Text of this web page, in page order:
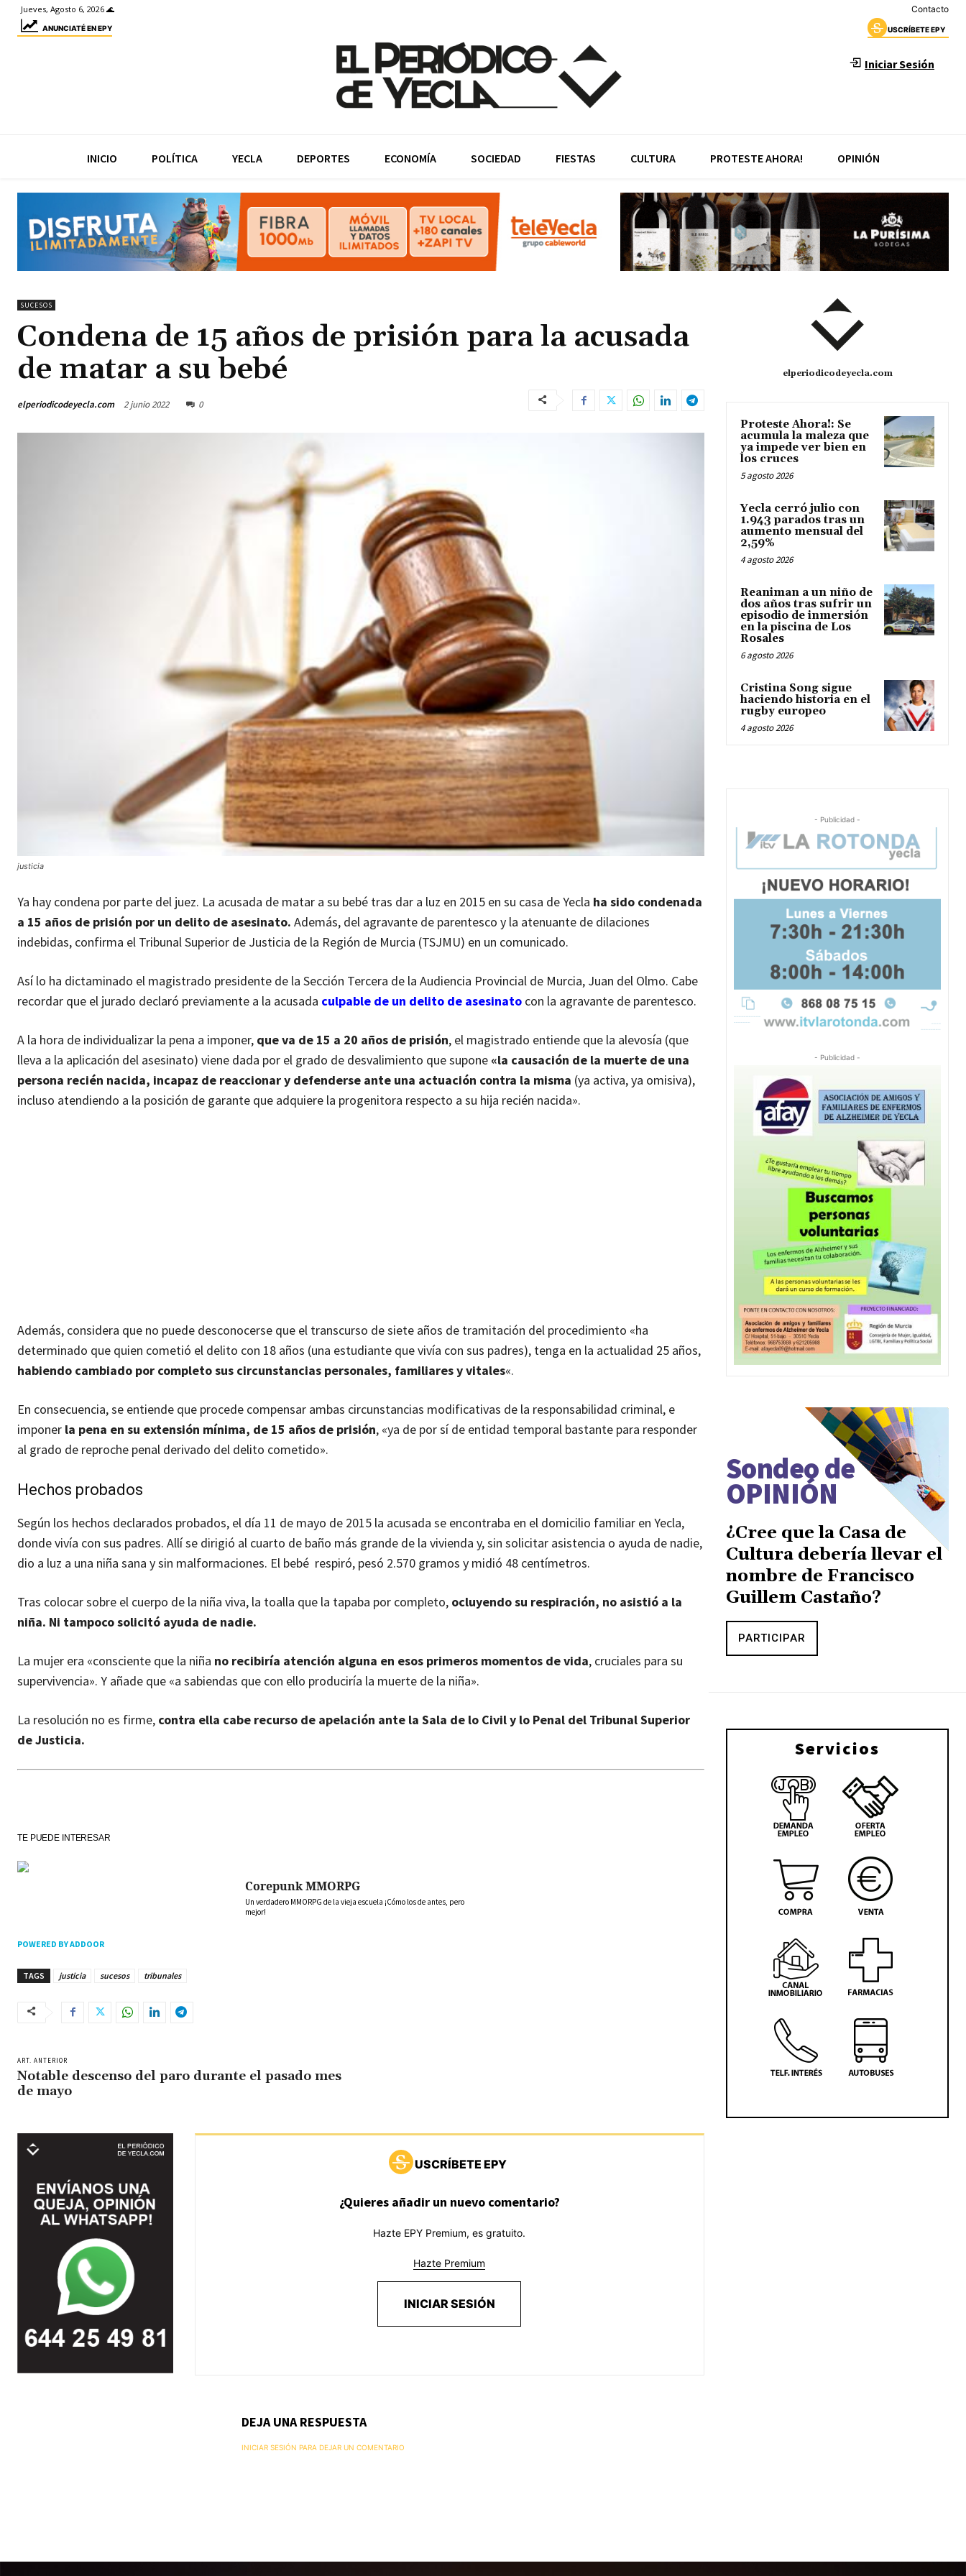
Jueves, Agosto 6, 2026 🌊 Contacto
ANUNCIATÉ EN EPY USCRÍBETE EPY
Iniciar Sesión
INICIO POLÍTICA YECLA DEPORTES ECONOMÍA SOCIEDAD FIESTAS CULTURA PROTESTE AHORA! OPINIÓN
SUCESOS
Condena de 15 años de prisión para la acusada
de matar a su bebé
elperiodicodeyecla.com 2 junio 2022 0
justicia
Ya hay condena por parte del juez. La acusada de matar a su bebé tras dar a luz en 2015 en su casa de Yecla ha sido condenada
a 15 años de prisión por un delito de asesinato. Además, del agravante de parentesco y la atenuante de dilaciones
indebidas, confirma el Tribunal Superior de Justicia de la Región de Murcia (TSJMU) en un comunicado.
Así lo ha dictaminado el magistrado presidente de la Sección Tercera de la Audiencia Provincial de Murcia, Juan del Olmo. Cabe
recordar que el jurado declaró previamente a la acusada culpable de un delito de asesinato con la agravante de parentesco.
A la hora de individualizar la pena a imponer, que va de 15 a 20 años de prisión, el magistrado entiende que la alevosía (que
lleva a la aplicación del asesinato) viene dada por el grado de desvalimiento que supone «la causación de la muerte de una
persona recién nacida, incapaz de reaccionar y defenderse ante una actuación contra la misma (ya activa, ya omisiva),
incluso atendiendo a la posición de garante que adquiere la progenitora respecto a su hija recién nacida».
Además, considera que no puede desconocerse que el transcurso de siete años de tramitación del procedimiento «ha
determinado que quien cometió el delito con 18 años (una estudiante que vivía con sus padres), tenga en la actualidad 25 años,
habiendo cambiado por completo sus circunstancias personales, familiares y vitales«.
En consecuencia, se entiende que procede compensar ambas circunstancias modificativas de la responsabilidad criminal, e
imponer la pena en su extensión mínima, de 15 años de prisión, «ya de por sí de entidad temporal bastante para responder
al grado de reproche penal derivado del delito cometido».
Hechos probados
Según los hechos declarados probados, el día 11 de mayo de 2015 la acusada se encontraba en el domicilio familiar en Yecla,
donde vivía con sus padres. Allí se dirigió al cuarto de baño más grande de la vivienda y, sin solicitar asistencia o ayuda de nadie,
dio a luz a una niña sana y sin malformaciones. El bebé respiró, pesó 2.570 gramos y midió 48 centímetros.
Tras colocar sobre el cuerpo de la niña viva, la toalla que la tapaba por completo, ocluyendo su respiración, no asistió a la
niña. Ni tampoco solicitó ayuda de nadie.
La mujer era «consciente que la niña no recibiría atención alguna en esos primeros momentos de vida, cruciales para su
supervivencia». Y añade que «a sabiendas que con ello produciría la muerte de la niña».
La resolución no es firme, contra ella cabe recurso de apelación ante la Sala de lo Civil y lo Penal del Tribunal Superior
de Justicia.
TE PUEDE INTERESAR
Corepunk MMORPG
Un verdadero MMORPG de la vieja escuela ¡Cómo los de antes, pero
mejor!
POWERED BY ADDOOR
TAGS justicia sucesos tribunales
ART. ANTERIOR
Notable descenso del paro durante el pasado mes
de mayo
USCRÍBETE EPY
¿Quieres añadir un nuevo comentario?
Hazte EPY Premium, es gratuito.
Hazte Premium
INICIAR SESIÓN
DEJA UNA RESPUESTA
INICIAR SESIÓN PARA DEJAR UN COMENTARIO
elperiodicodeyecla.com
Proteste Ahora!: Se
acumula la maleza que
ya impede ver bien en
los cruces
5 agosto 2026
Yecla cerró julio con
1.943 parados tras un
aumento mensual del
2,59%
4 agosto 2026
Reaniman a un niño de
dos años tras sufrir un
episodio de inmersión
en la piscina de Los
Rosales
6 agosto 2026
Cristina Song sigue
haciendo historia en el
rugby europeo
4 agosto 2026
- Publicidad -
- Publicidad -
Sondeo de
OPINIÓN
¿Cree que la Casa de
Cultura debería llevar el
nombre de Francisco
Guillem Castaño?
PARTICIPAR
Servicios